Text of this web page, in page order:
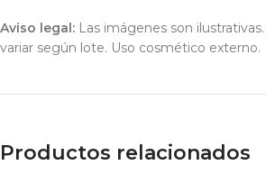
Aviso legal: Las imágenes son
variar según lote. Uso cosmético externo.
Productos relacionados